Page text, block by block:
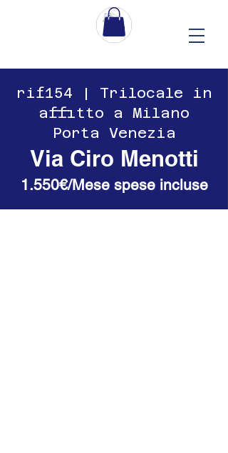
​​rif154 | Trilocale in
affitto a Milano
Porta Venezia
Via Ciro Menotti
1.550€/Mese spese incluse